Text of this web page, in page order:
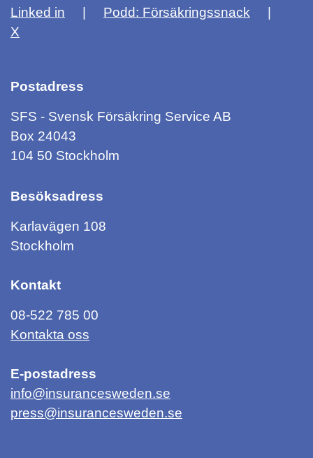
Linked in
Podd: Försäkringssnack
X
Postadress
SFS - Svensk Försäkring Service AB
Box 24043
104 50 Stockholm
Besöksadress
Karlavägen 108
Stockholm
Kontakt
08-522 785 00
Kontakta oss
E-postadress
info@insurancesweden.se
press@insurancesweden.se